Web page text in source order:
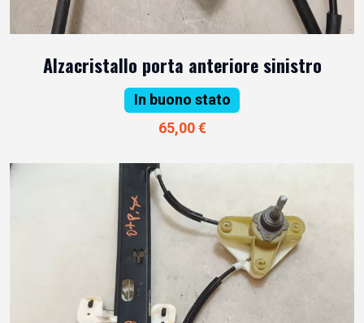
Alzacristallo porta anteriore sinistro
In buono stato
65,00 €